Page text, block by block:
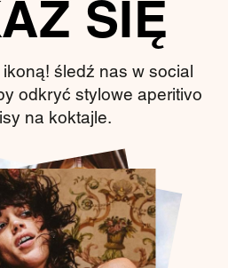
SIĘ
śledź nas w social
odkryć stylowe aperitivo
na koktajle.